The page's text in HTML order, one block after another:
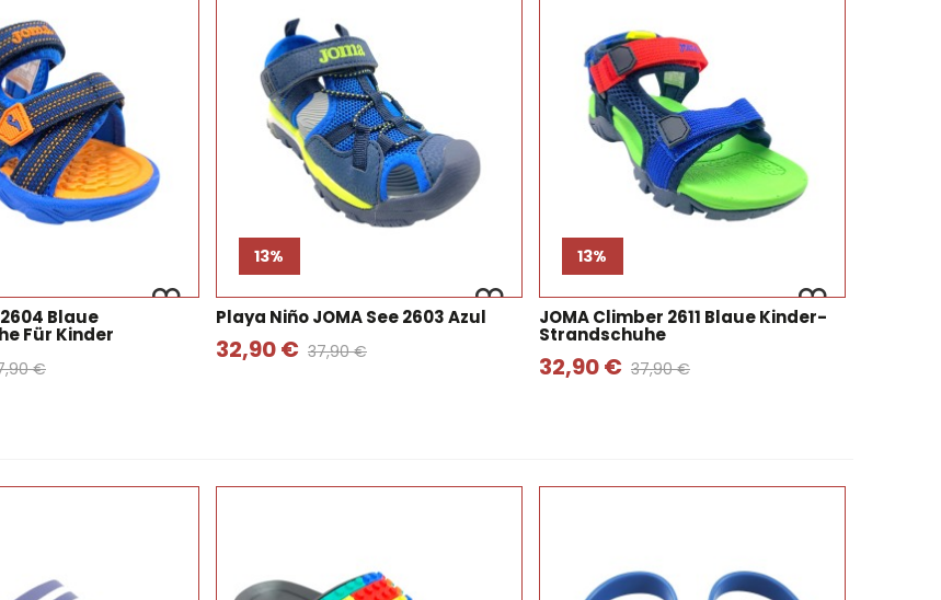
Blaue
Für Kinder
€
13%
Playa Niño JOMA See 2603 Azul
32,90 € 37,90 €
13%
JOMA Climber 2611 Blaue Kinder-
Strandschuhe
32,90 € 37,90 €